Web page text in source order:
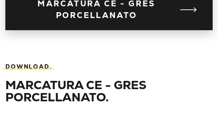
MARCATURA CE - GRES
PORCELLANATO
DOWNLOAD.
MARCATURA CE - GRES
PORCELLANATO.